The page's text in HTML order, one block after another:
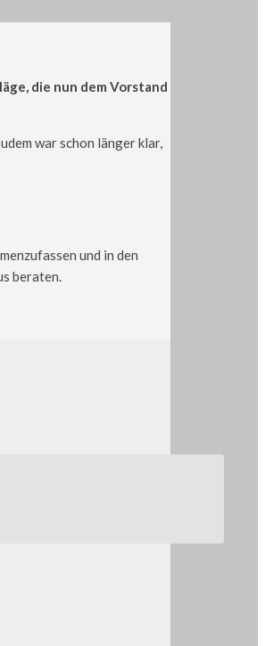
die nun dem Vorstand
war schon länger klar,
und in den
beraten.